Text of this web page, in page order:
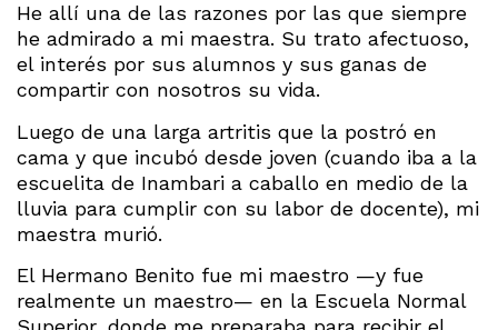
He allí una de las razones por las que siempre
he admirado a mi maestra. Su trato afectuoso,
el interés por sus alumnos y sus ganas de
compartir con nosotros su vida.
Luego de una larga artritis que la postró en
cama y que incubó desde joven (cuando iba a la
escuelita de Inambari a caballo en medio de la
lluvia para cumplir con su labor de docente), mi
maestra murió.
El Hermano Benito fue mi maestro —y fue
realmente un maestro— en la Escuela Normal